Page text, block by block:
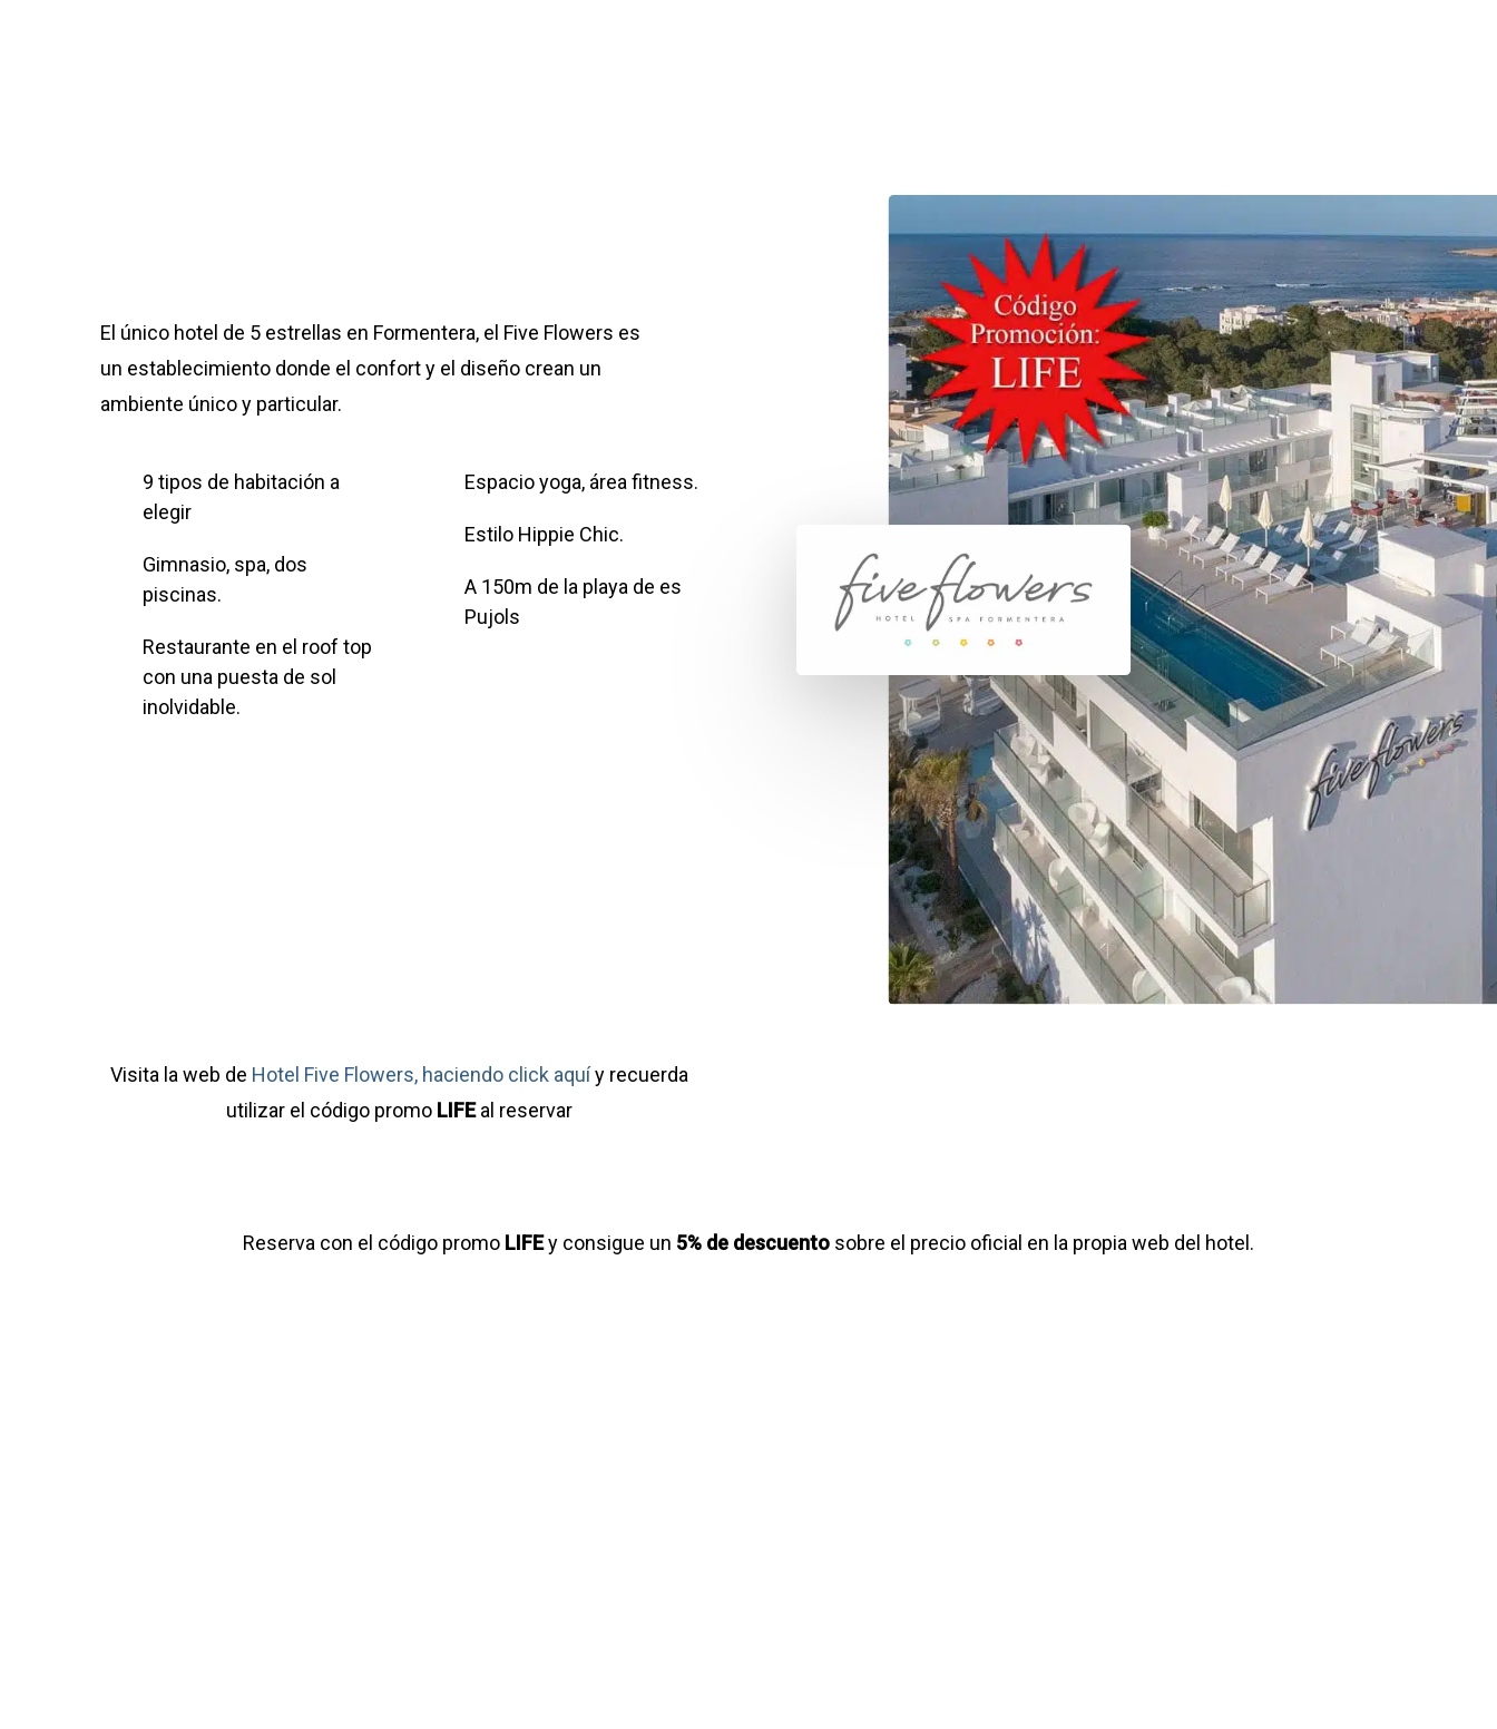
El único hotel de 5 estrellas en Formentera, el Five Flowers es
un establecimiento donde el confort y el diseño crean un
ambiente único y particular.
9 tipos de habitación a
elegir
Gimnasio, spa, dos
piscinas.
Restaurante en el roof top
con una puesta de sol
inolvidable.
Espacio yoga, área fitness.
Estilo Hippie Chic.
A 150m de la playa de es
Pujols
Visita la web de Hotel Five Flowers, haciendo click aquíy recuerda
utilizar el código promo LIFEal reservar
Reserva con el código promo LIFEy consigue un 5% de descuento sobre el precio oficial en la propia web del hotel.